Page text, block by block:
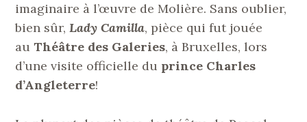
imaginaire à l’œuvre de Molière. Sans oublier,
bien sûr,Lady Camilla, pièce qui fut jouée
auThéâtre des Galeries, à Bruxelles, lors
d’une visite officielle du prince Charles
d’Angleterre!